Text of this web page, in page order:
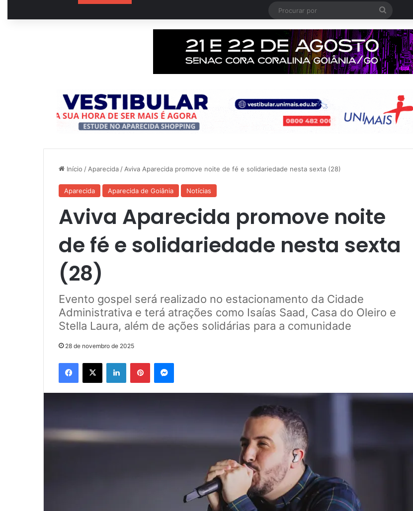
Procurar
por
Início / Aparecida / Aviva Aparecida promove noite de fé e solidariedade nesta sexta (28)
Aparecida Aparecida de Goiânia Notícias
Aviva Aparecida promove noite
de fé e solidariedade nesta sexta
(28)
Evento gospel será realizado no estacionamento da Cidade
Administrativa e terá atrações como Isaías Saad, Casa do Oleiro e
Stella Laura, além de ações solidárias para a comunidade
28 de novembro de 2025
Facebook
X LinkedinPinterestMessenger